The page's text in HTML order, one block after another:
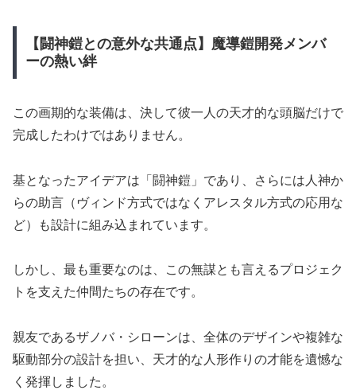
【闘神鎧との意外な共通点】魔導鎧開発メンバ
ーの熱い絆
この画期的な装備は、決して彼一人の天才的な頭脳だけで
完成したわけではありません。
基となったアイデアは「闘神鎧」であり、さらには人神か
らの助言（ヴィンド方式ではなくアレスタル方式の応用な
ど）も設計に組み込まれています。
しかし、最も重要なのは、この無謀とも言えるプロジェク
トを支えた仲間たちの存在です。
親友であるザノバ・シローンは、全体のデザインや複雑な
駆動部分の設計を担い、天才的な人形作りの才能を遺憾な
く発揮しました。